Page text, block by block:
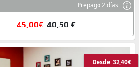
Prepago 2 días
45,00€ 40,50 €
Desde 32,40€